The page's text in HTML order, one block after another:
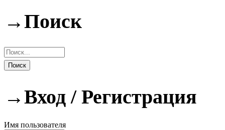
→Поиск
→Вход / Регистрация
Имя пользователя